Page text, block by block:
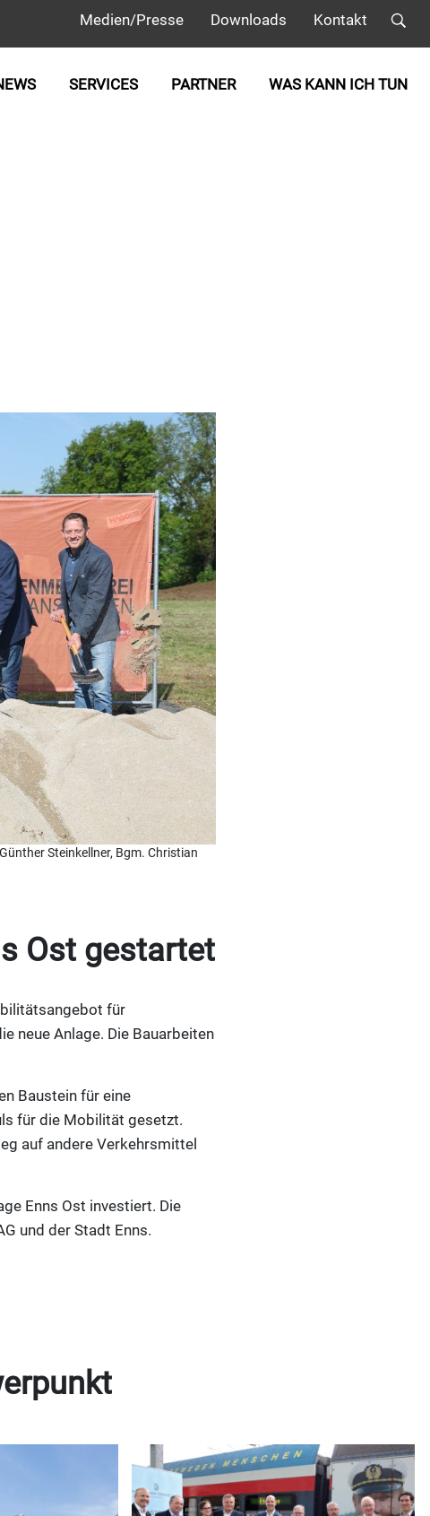
Medien/Presse Downloads Kontakt
SERVICES PARTNER WAS KANN ICH TUN
Steinkellner, Bgm. Christian
Ost gestartet
für
neue Anlage. Die Bauarbeiten
Baustein für eine
für die Mobilität gesetzt.
auf andere Verkehrsmittel
Enns Ost investiert. Die
und der Stadt Enns.